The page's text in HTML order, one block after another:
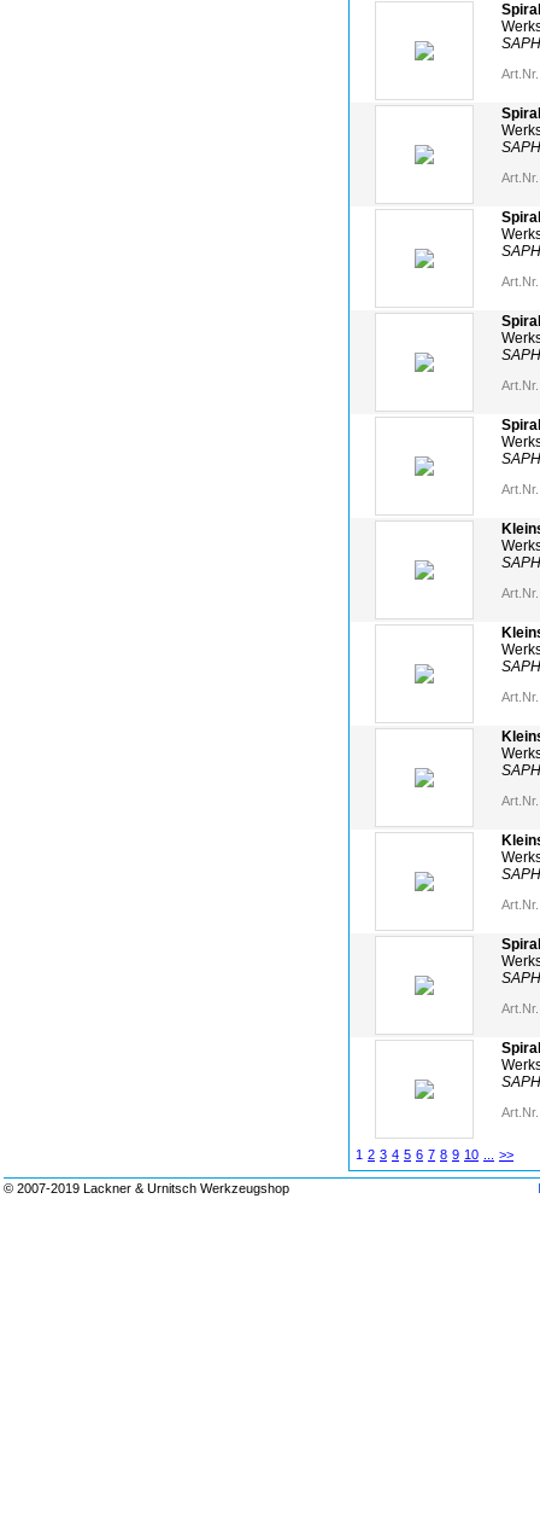
1 2 3 4 5 6 7 8 9 10 >>
© 2007-2019 Lackner & Urnitsch Werkzeugshop